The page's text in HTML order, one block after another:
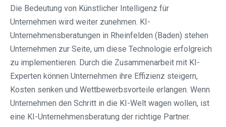
Die Bedeutung von Künstlicher Intelligenz für
Unternehmen wird weiter zunehmen. KI-
Unternehmensberatungen in Rheinfelden (Baden) stehen
Unternehmen zur Seite, um diese Technologie erfolgreich
zu implementieren. Durch die Zusammenarbeit mit KI-
Experten können Unternehmen ihre Effizienz steigern,
Kosten senken und Wettbewerbsvorteile erlangen. Wenn
Unternehmen den Schritt in die KI-Welt wagen wollen, ist
eine KI-Unternehmensberatung der richtige Partner.